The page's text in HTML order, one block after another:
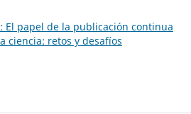
El papel de la publicación continua
ciencia: retos y desafíos